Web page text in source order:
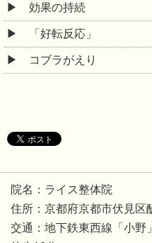
効果の持続
「好転反応」
コブラがえり
院名：ライス整体院
住所：京都府京都市伏見区
交通：地下鉄東西線「小